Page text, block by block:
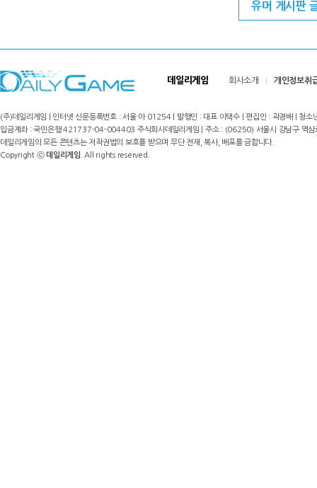
유머 게시판
데일리게임 회사소개 개인정보취
(주)데일리게임 | 인터넷 신문등록번호 : 서울 아 01254 | 발행인 : 대표 이택수 | 편집인 : 곽경배 |
입금계좌 : 국민은행 421737-04-004403 주식회사데일리게임 | 주소 : (06250) 서울시 강남구
데일리게임의 모든 콘텐츠는 저작권법의 보호를 받으며 무단 전재, 복사, 배포를 금합니다.
Copyright ⓒ데일리게임 . All rights reserved.